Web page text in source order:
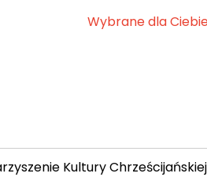
Wybrane dla
Kultury